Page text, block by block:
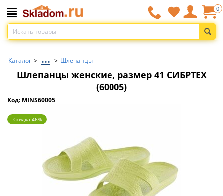
0
Каталог > ... > Шлепанцы
Шлепанцы женские, размер 41 СИБРТЕХ
(60005)
Код: MINS60005
Скидка 46%